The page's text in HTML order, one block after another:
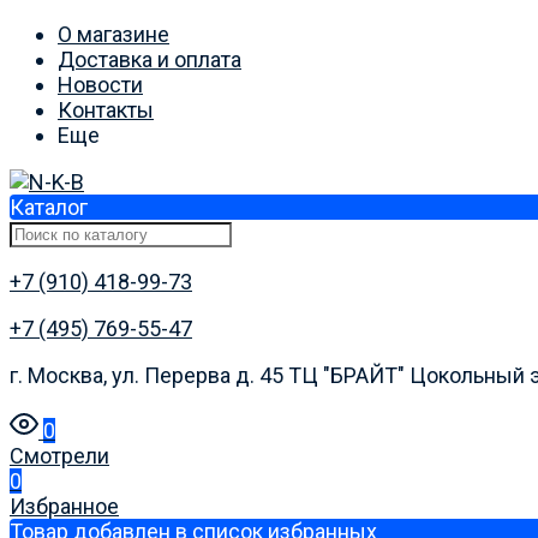
О магазине
Доставка и оплата
Новости
Контакты
Еще
Каталог
+7 (910) 418-99-73
+7 (495) 769-55-47
г. Москва, ул. Перерва д. 45 ТЦ "БРАЙТ" Цокольный
0
Смотрели
0
Избранное
Товар добавлен в список избранных